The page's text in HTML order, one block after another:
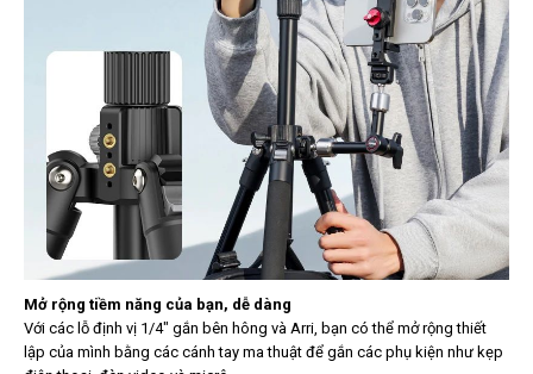
Mở rộng tiềm năng của bạn, dễ dàng
Với các lỗ định vị 1/4" gắn bên hông và Arri, bạn có thể mở rộng thiết
lập của mình bằng các cánh tay ma thuật để gắn các phụ kiện như kẹp